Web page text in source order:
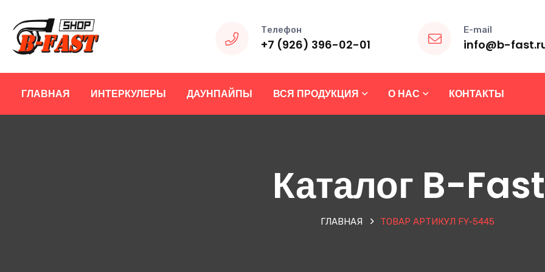
Телефон
+7 (926) 396-02-01
E-mail
info@b-
ГЛАВНАЯ ИНТЕРКУЛЕРЫ ДАУНПАЙПЫ ВСЯ ПРОДУКЦИЯ О НАС КОНТАКТЫ
Каталог B-Fast
ГЛАВНАЯ ТОВАР АРТИКУЛ FY-5445